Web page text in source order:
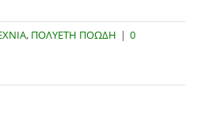
, ΠΟΛΥΕΤΗ ΠΟΩΔΗ | 0